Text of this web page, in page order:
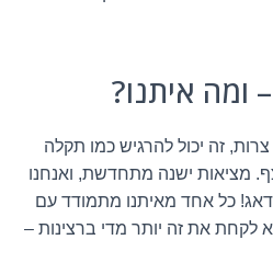
איתנו?
זה יכול להרגיש כמו תקלה
מציאות ישנה מתחדשת, ואנחנו
כל אחד מאיתנו מתמודד עם
את זה יותר מדי ברצינות –